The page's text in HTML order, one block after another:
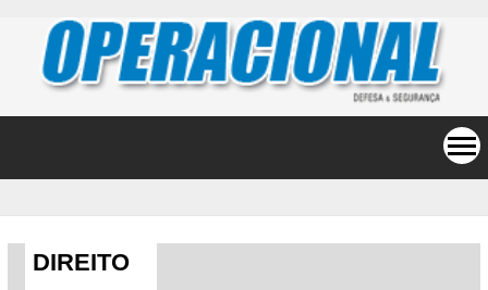
DIREITO